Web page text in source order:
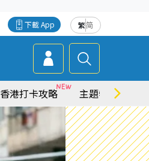
繁简
下載 App
香港打卡攻略 主題特集